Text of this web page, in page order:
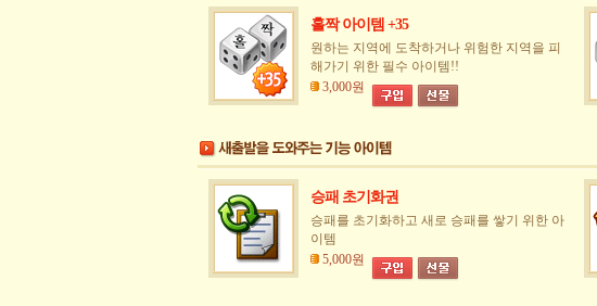
홀짝 아이템 +35
원하는 지역에 도착하거나 위험한 지역을 피
해가기 위한 필수 아이템!!
3,000원
승패 초기화권
승패를 초기화하고 새로 승패를 쌓기 위한 아
이템
5,000원